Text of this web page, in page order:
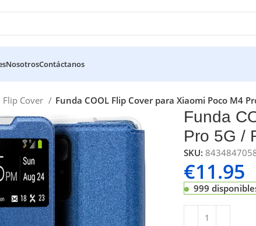
NosotrosContáctanos
Flip Cover Funda COOL Flip Cover para Xiaomi Poco M4
Funda
Pro 5G /
SKU:
€11.95
999